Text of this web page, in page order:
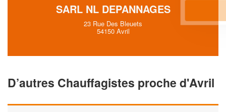
SARL NL DEPANNAGES
23 Rue Des Bleuets
54150 Avril
D’autres Chauffagistes proche d'Avril
En savoir plus